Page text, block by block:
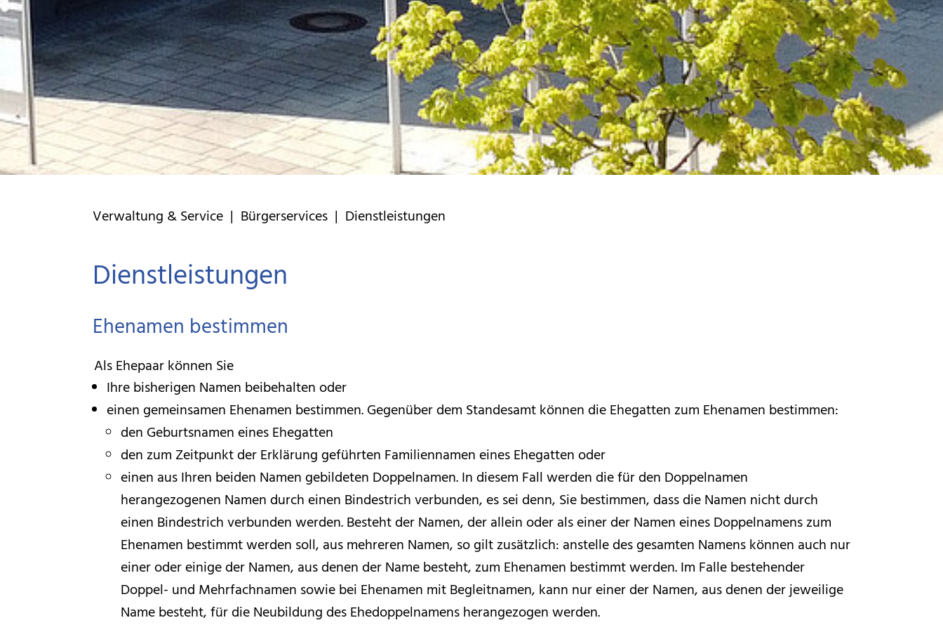
Verwaltung & Service | Bürgerservices | Dienstleistungen
Dienstleistungen
Ehenamen bestimmen
Als Ehepaar können Sie
Ihre bisherigen Namen beibehalten oder
einen gemeinsamen Ehenamen bestimmen.Gegenüber dem Standesamt können die Ehegatten zum Ehenamen bestimmen:
den Geburtsnamen eines Ehegatten
den zum Zeitpunkt der Erklärung geführten Familiennamen eines Ehegatten oder
einen aus Ihren beiden Namen gebildeten Doppelnamen. In diesem Fall werden die für den Doppelnamen
herangezogenen Namen durch einen Bindestrich verbunden, es sei denn, Sie bestimmen, dass die Namen nicht durch
einen Bindestrich verbunden werden. Besteht der Namen, der allein oder als einer der Namen eines Doppelnamens zum
Ehenamen bestimmt werden soll, aus mehreren Namen, so gilt zusätzlich: anstelle des gesamten Namens können auch nur
einer oder einige der Namen, aus denen der Name besteht, zum Ehenamen bestimmt werden. Im Falle bestehender
Doppel- und Mehrfachnamen sowie bei Ehenamen mit Begleitnamen, kann nur einer der Namen, aus denen der jeweilige
Name besteht, für die Neubildung des Ehedoppelnamens herangezogen werden.